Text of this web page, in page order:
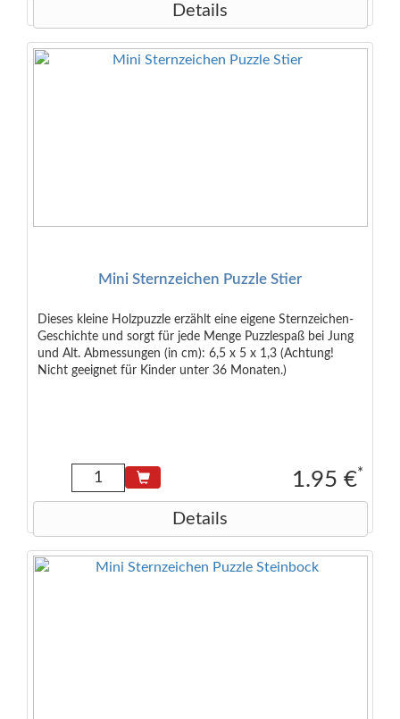
Details
Mini Sternzeichen Puzzle Stier
Dieses kleine Holzpuzzle erzählt eine eigene Sternzeichen-
Geschichte und sorgt für jede Menge Puzzlespaß bei Jung
und Alt. Abmessungen (in cm): 6,5 x 5 x 1,3 (Achtung!
Nicht geeignet für Kinder unter 36 Monaten.)
1.95 €*
Details